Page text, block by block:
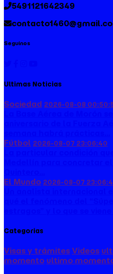
5491121642349
Seguinos
Ultimas Noticias
Sociedad 2026-08-08
Fútbol 2026-08-07 23:06:40
El Mundo 2026-08-07
Categorias
Visas y trámites Videos
momento ultimo